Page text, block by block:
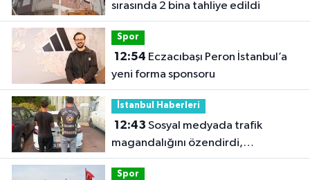
sırasında 2 bina tahliye edildi
Spor
12:54
yeni forma sponsoru
İstanbul Haberleri
12:43
magandalığını özendirdi,
ehliyetinden oldu: 72 bin lira ceza
Spor